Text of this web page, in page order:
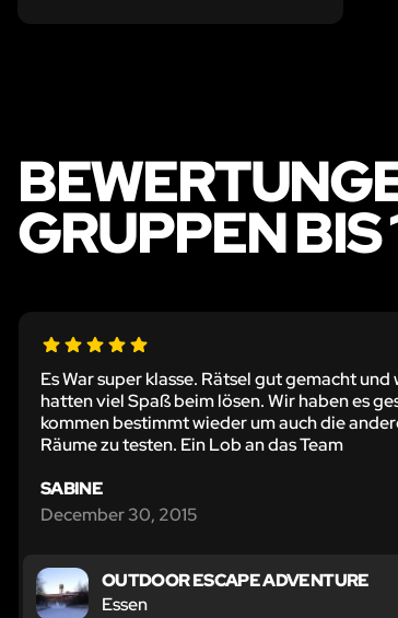
GRUPPEN BIS
Es War super klasse. Rätsel gut gemacht und
hatten viel Spaß beim lösen. Wir haben es
kommen bestimmt wieder um auch die
Räume zu testen. Ein Lob an das Team
SABINE
December 30, 2015
OUTDOOR ESCAPE ADVENTURE
Essen